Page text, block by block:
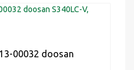
00032 doosan